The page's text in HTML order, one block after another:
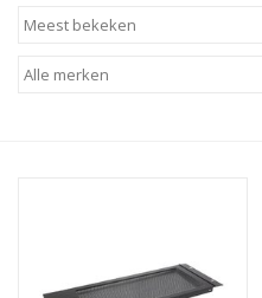
Opbergen